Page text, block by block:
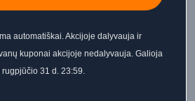
niuansai, aromatinė gaiva
ambra, muskusas
automatiškai. Akcijoje dalyvauja ir
kuponai akcijoje nedalyvauja. Galioja
rugpjūčio 31 d. 23:59.